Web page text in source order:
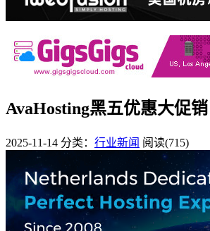
AvaHosting黑五优惠大促
2025-11-14 分类： 行业新闻 阅读(715)